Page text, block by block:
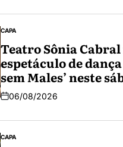
CAPA
Teatro Sônia Cabral
espetáculo de
sem Males’ neste
06/08/2026
CAPA